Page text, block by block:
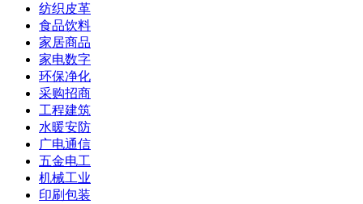
纺织皮革
食品饮料
家居商品
家电数字
环保净化
采购招商
工程建筑
水暖安防
广电通信
五金电工
机械工业
印刷包装